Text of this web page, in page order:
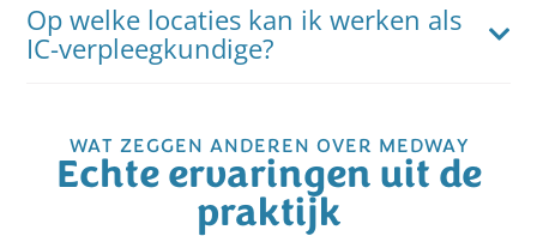
Op welke locaties kan ik werken als
IC-verpleegkundige?
WAT ZEGGEN ANDEREN OVER MEDWAY
Echte ervaringen uit de
praktijk